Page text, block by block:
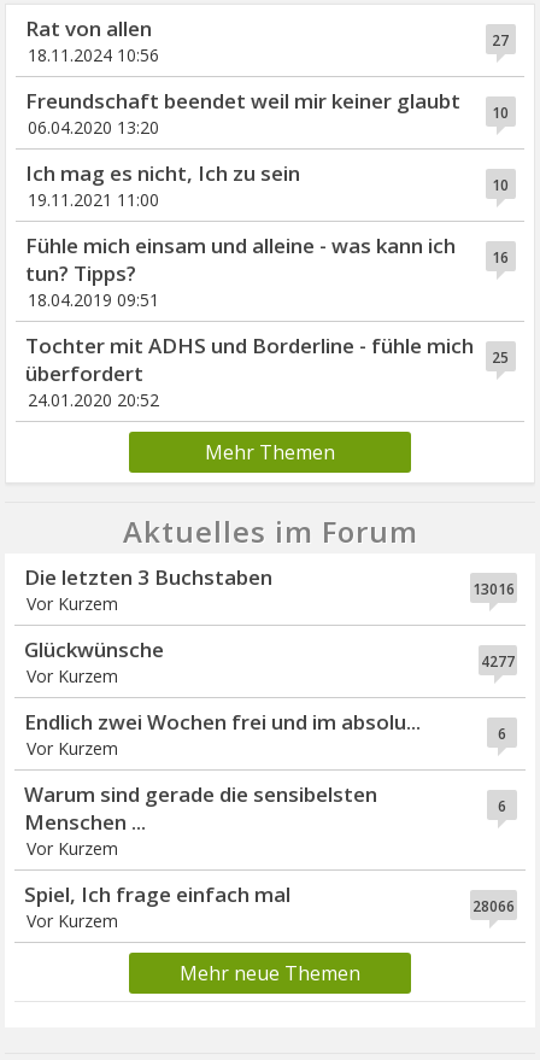
27
Rat von allen
18.11.2024 10:56
10
Freundschaft beendet weil mir keiner glaubt
06.04.2020 13:20
10
Ich mag es nicht, Ich zu sein
19.11.2021 11:00
16
Fühle mich einsam und alleine - was kann ich
tun? Tipps?
18.04.2019 09:51
25
Tochter mit ADHS und Borderline - fühle mich
überfordert
24.01.2020 20:52
Mehr Themen
Aktuelles im Forum
13016
Die letzten 3 Buchstaben
Vor Kurzem
4277
Glückwünsche
Vor Kurzem
6
Endlich zwei Wochen frei und im absolu...
Vor Kurzem
6
Warum sind gerade die sensibelsten
Menschen ...
Vor Kurzem
28066
Spiel, Ich frage einfach mal
Vor Kurzem
Mehr neue Themen